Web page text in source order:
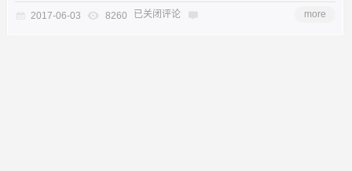
2017-06-03 8260 已关闭评论 more